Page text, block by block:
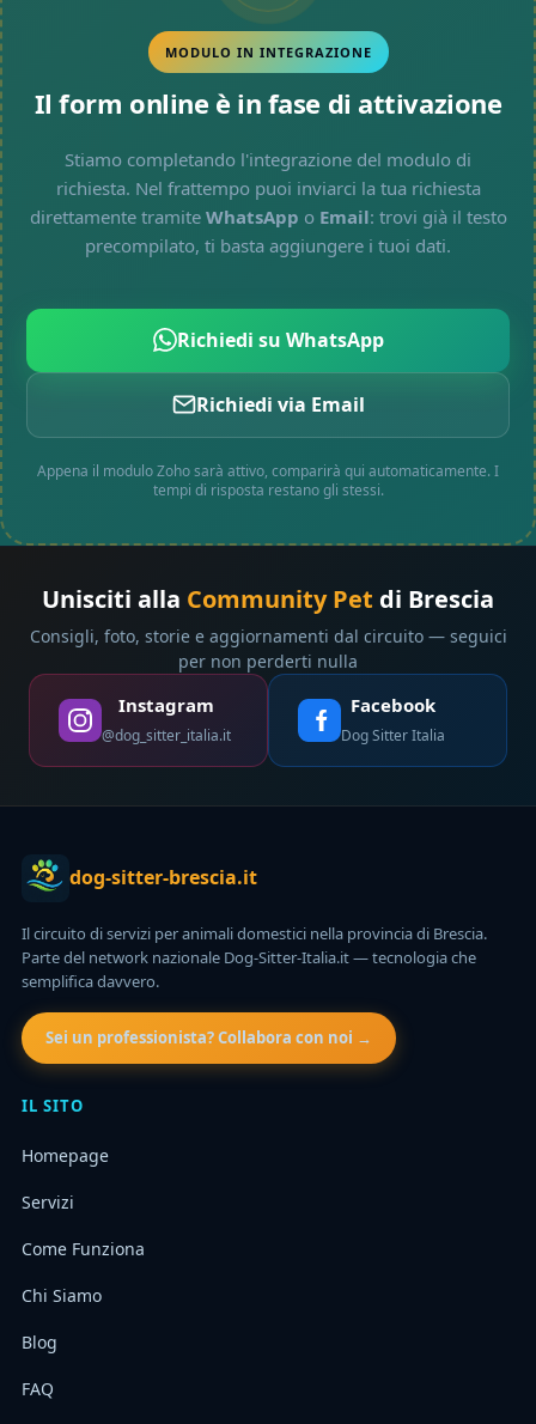
MODULO IN INTEGRAZIONE
Il form online è in fase di attivazione
Stiamo completando l'integrazione del modulo di
richiesta. Nel frattempo puoi inviarci la tua richiesta
direttamente tramite WhatsApp o Email: trovi già il testo
precompilato, ti basta aggiungere i tuoi dati.
Richiedi su WhatsApp
Richiedi via Email
Appena il modulo Zoho sarà attivo, comparirà qui automaticamente. I
tempi di risposta restano gli stessi.
Unisciti alla Community Pet di Brescia
Consigli, foto, storie e aggiornamenti dal circuito — seguici
per non perderti nulla
Instagram
@dog_sitter_italia.it
Facebook
Dog Sitter Italia
dog-sitter-brescia.it
Il circuito di servizi per animali domestici nella provincia di Brescia.
Parte del network nazionale Dog-Sitter-Italia.it — tecnologia che
semplifica davvero.
Sei un professionista? Collabora con noi →
IL SITO
Homepage
Servizi
Come Funziona
Chi Siamo
Blog
FAQ